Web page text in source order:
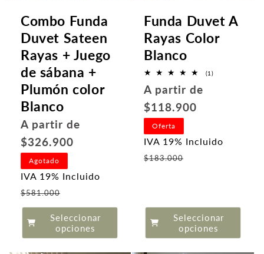
Combo Funda
Duvet Sateen
Rayas + Juego
de sábana +
Plumón color
Blanco
Precio
habitual
A partir de
$326.900
Agotado
IVA 19% Incluido
$581.000
de
oferta
Seleccionar
opciones
Funda Duvet A
Rayas Color
Blanco
(1)1
Precio
habitual
A partir de
$118.900
Oferta
IVA 19% Incluido
$183.000
Seleccionar
opciones